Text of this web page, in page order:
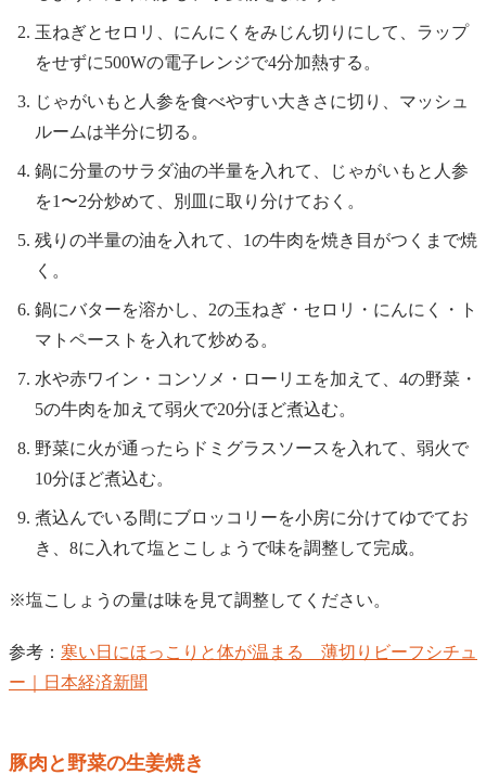
玉ねぎとセロリ、にんにくをみじん切りにして、ラップ
をせずに500Wの電子レンジで4分加熱する。
じゃがいもと人参を食べやすい大きさに切り、マッシュ
ルームは半分に切る。
鍋に分量のサラダ油の半量を入れて、じゃがいもと人参
を1〜2分炒めて、別皿に取り分けておく。
残りの半量の油を入れて、1の牛肉を焼き目がつくまで焼
く。
鍋にバターを溶かし、2の玉ねぎ・セロリ・にんにく・ト
マトペーストを入れて炒める。
水や赤ワイン・コンソメ・ローリエを加えて、4の野菜・
5の牛肉を加えて弱火で20分ほど煮込む。
野菜に火が通ったらドミグラスソースを入れて、弱火で
10分ほど煮込む。
煮込んでいる間にブロッコリーを小房に分けてゆでてお
き、8に入れて塩とこしょうで味を調整して完成。
※塩こしょうの量は味を見て調整してください。
参考： 寒い日にほっこりと体が温まる 薄切りビーフシチュ
ー｜日本経済新聞
豚肉と野菜の生姜焼き